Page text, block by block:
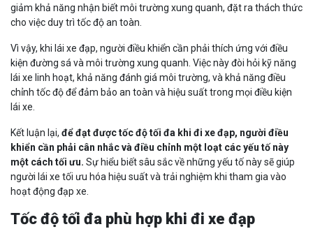
giảm khả năng nhận biết môi trường xung quanh, đặt ra thách thức
cho việc duy trì tốc độ an toàn.
Vì vậy, khi lái xe đạp, người điều khiển cần phải thích ứng với điều
kiện đường sá và môi trường xung quanh. Việc này đòi hỏi kỹ năng
lái xe linh hoạt, khả năng đánh giá môi trường, và khả năng điều
chỉnh tốc độ để đảm bảo an toàn và hiệu suất trong mọi điều kiện
lái xe.
Kết luận lại, để đạt được tốc độ tối đa khi đi xe đạp, người điều
khiển cần phải cân nhắc và điều chỉnh một loạt các yếu tố này
một cách tối ưu. Sự hiểu biết sâu sắc về những yếu tố này sẽ giúp
người lái xe tối ưu hóa hiệu suất và trải nghiệm khi tham gia vào
hoạt động đạp xe.
Tốc độ tối đa phù hợp khi đi xe đạp